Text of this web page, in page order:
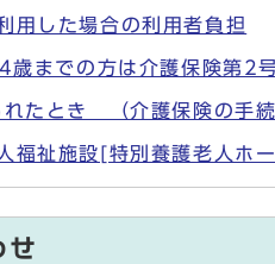
用した場合の利用者負担
までの方は介護保険第2
たとき （介護保険の手続
福祉施設[特別養護老人ホ
せ